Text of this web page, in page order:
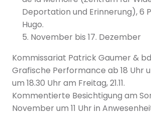
Deportation und Erinnerung), 6
Hugo.
5. November bis 17. Dezember
Kommissariat Patrick Gaumer &
Grafische Performance ab 18 Uhr
um 18.30 Uhr am Freitag, 21.11.
Kommentierte Besichtigung am
November um 11 Uhr in